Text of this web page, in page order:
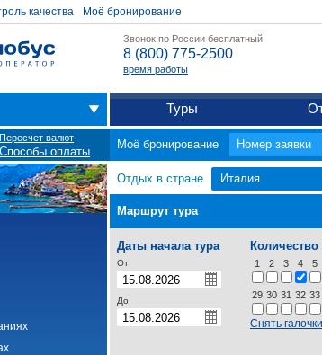
качества Моё бронирование
Звонок по России бесплатный
8 (800) 775-2500
время работы
Туры
Пересчет валют
Способы оплаты
Моё бронирование Номер заявки
Отдых в стране Италия
Маршрут тура
Даты начала тура
От
До
1 2 3 4 5
29 30 31 32 33
Снять галочки